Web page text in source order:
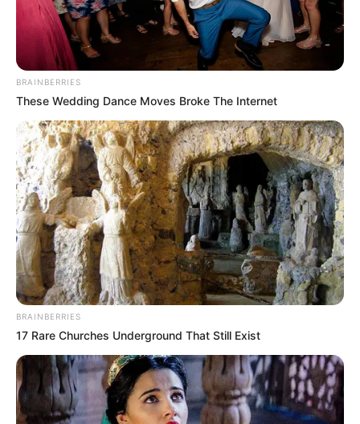
BRAINBERRIES
These Wedding Dance Moves Broke The Internet
BRAINBERRIES
17 Rare Churches Underground That Still Exist